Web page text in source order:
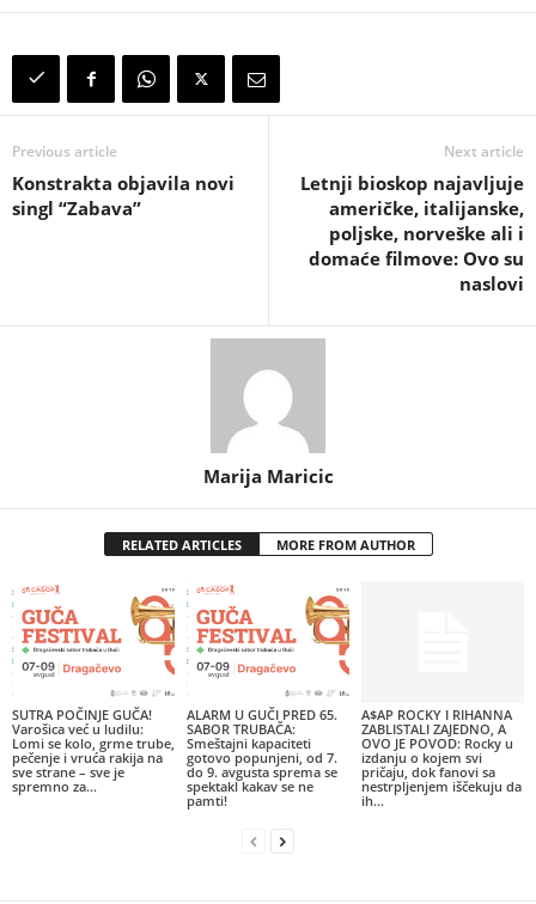
Previous article
Konstrakta objavila novi
singl “Zabava”
Next article
Letnji bioskop najavljuje
američke, italijanske,
poljske, norveške ali i
domaće filmove: Ovo su
naslovi
Marija Maricic
RELATED ARTICLES MORE FROM AUTHOR
SUTRA POČINJE GUČA!
Varošica već u ludilu:
Lomi se kolo, grme trube,
pečenje i vruća rakija na
sve strane – sve je
spremno za...
ALARM U GUČI PRED 65.
SABOR TRUBAČA:
Smeštajni kapaciteti
gotovo popunjeni, od 7.
do 9. avgusta sprema se
spektakl kakav se ne
pamti!
A$AP ROCKY I RIHANNA
ZABLISTALI ZAJEDNO, A
OVO JE POVOD: Rocky u
izdanju o kojem svi
pričaju, dok fanovi sa
nestrpljenjem iščekuju da
ih...